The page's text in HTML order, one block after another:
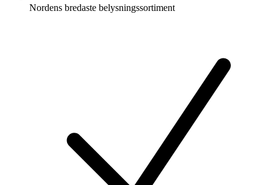
Nordens bredaste belysningssortiment